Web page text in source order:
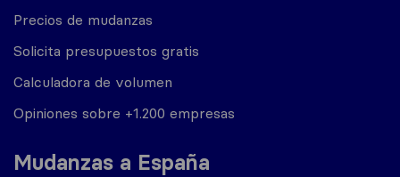
Precios de mudanzas
Solicita presupuestos gratis
Calculadora de volumen
Opiniones sobre +1.200 empresas
Mudanzas a España